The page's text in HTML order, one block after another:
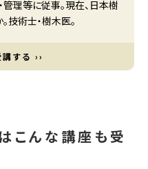
理等に従事。現在、日本樹
技術士・樹木医。
する ››
こんな講座も受